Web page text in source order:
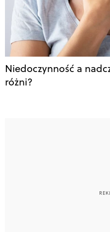
Niedoczynność a
różni?